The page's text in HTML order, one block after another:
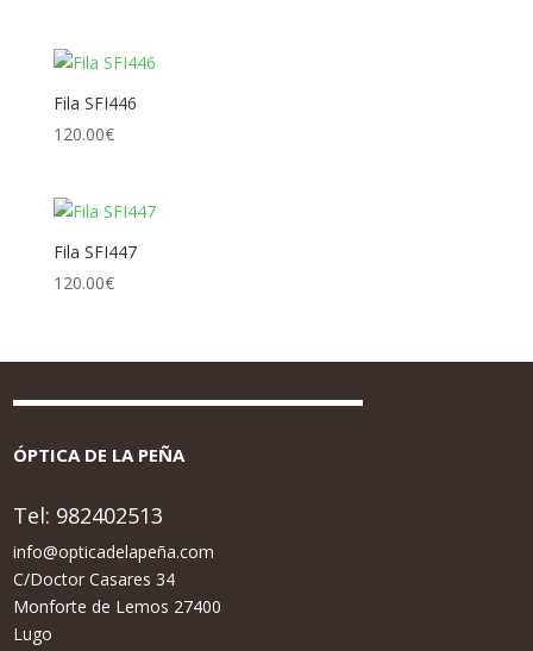
Fila SFI446
120.00€
Fila SFI447
120.00€
ÓPTICA DE LA PEÑA
Tel: 982402513
info@opticadelapeña.com
C/Doctor Casares 34
Monforte de Lemos 27400
Lugo